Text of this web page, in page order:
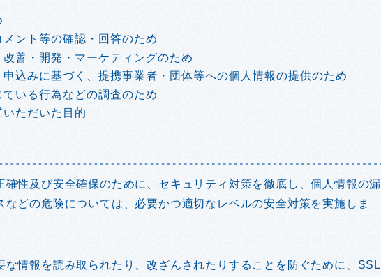
メント等の確認・回答のため
改善・開発・マーケティングのため
申込みに基づく、提携事業者・団体等への個人情報の提供のため
ている行為などの調査のため
いただいた目的
確性及び安全確保のために、セキュリティ対策を徹底し、個人情報の漏
どの危険については、必要かつ適切なレベルの安全対策を実施しま
な情報を読み取られたり、改ざんされたりすることを防ぐために、SSL